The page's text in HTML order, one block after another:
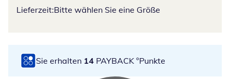
Lieferzeit:Bitte wählen Sie eine Größe
Sie erhalten 14 PAYBACK °Punkte